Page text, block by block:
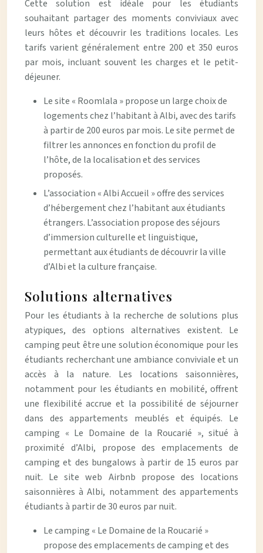
Cette solution est idéale pour les étudiants
souhaitant partager des moments conviviaux avec
leurs hôtes et découvrir les traditions locales. Les
tarifs varient généralement entre 200 et 350 euros
par mois, incluant souvent les charges et le petit-
déjeuner.
Le site « Roomlala » propose un large choix de
logements chez l’habitant à Albi, avec des tarifs
à partir de 200 euros par mois. Le site permet de
filtrer les annonces en fonction du profil de
l’hôte, de la localisation et des services
proposés.
L’association « Albi Accueil » offre des services
d’hébergement chez l’habitant aux étudiants
étrangers. L’association propose des séjours
d’immersion culturelle et linguistique,
permettant aux étudiants de découvrir la ville
d’Albi et la culture française.
Solutions alternatives
Pour les étudiants à la recherche de solutions plus
atypiques, des options alternatives existent. Le
camping peut être une solution économique pour les
étudiants recherchant une ambiance conviviale et un
accès à la nature. Les locations saisonnières,
notamment pour les étudiants en mobilité, offrent
une flexibilité accrue et la possibilité de séjourner
dans des appartements meublés et équipés. Le
camping « Le Domaine de la Roucarié », situé à
proximité d’Albi, propose des emplacements de
camping et des bungalows à partir de 15 euros par
nuit. Le site web Airbnb propose des locations
saisonnières à Albi, notamment des appartements
étudiants à partir de 30 euros par nuit.
Le camping « Le Domaine de la Roucarié »
propose des emplacements de camping et des